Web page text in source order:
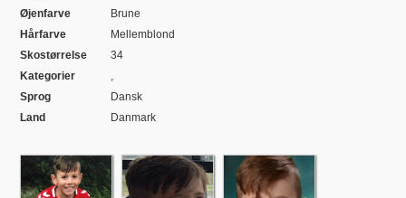
Øjenfarve
Brune
Hårfarve
Mellemblond
Skostørrelse
34
Kategorier
,
Sprog
Dansk
Land
Danmark